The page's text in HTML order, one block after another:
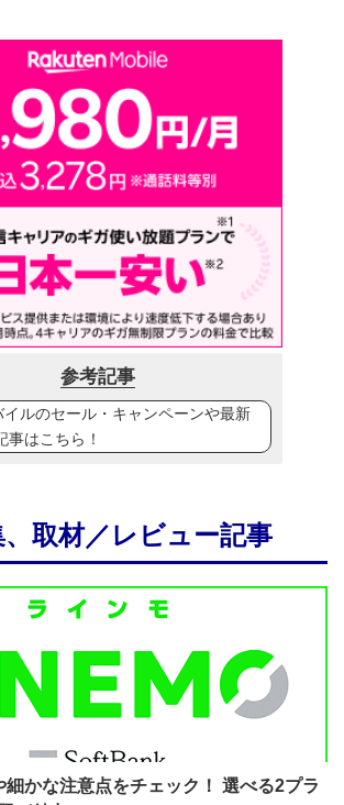
参考記事
イルのセール・キャンペーンや最新
事はこちら！
取材／レビュー記事
細かな注意点をチェック！ 選べる2プラ